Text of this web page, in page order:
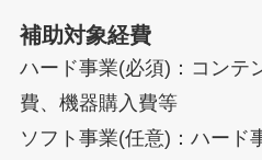
補助対象経費
ハード事業(必須)：コンテ
費、機器購入費等
ソフト事業(任意)：ハード